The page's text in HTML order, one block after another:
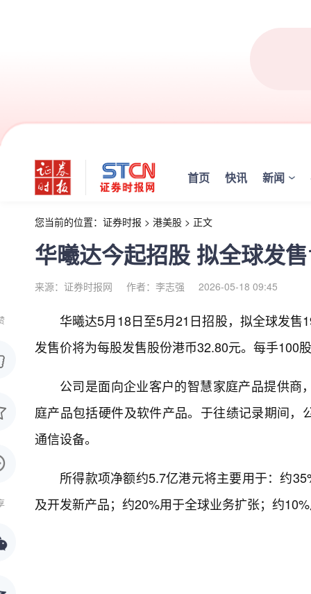
首页 快讯 新闻
您当前的位置： 证券时报 > 港美股 > 正文
华曦达今起招股 拟全球发
来源：证券时报网 作者：李志强 2026-05-18 09:45
华曦达5月18日至5月21日招股，拟全球发
发售价将为每股发售股份港币32.80元。每手100
公司是面向企业客户的智慧家庭产品提供
庭产品包括硬件及软件产品。于往绩记录期间
通信设备。
所得款项净额约5.7亿港元将主要用于：约
及开发新产品；约20%用于全球业务扩张；约